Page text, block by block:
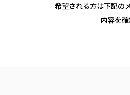
希望される方は下記の
内容を